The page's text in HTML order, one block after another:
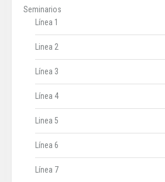
Seminarios
Línea 1
Linea 2
Línea 3
Línea 4
Linea 5
Línea 6
Línea 7